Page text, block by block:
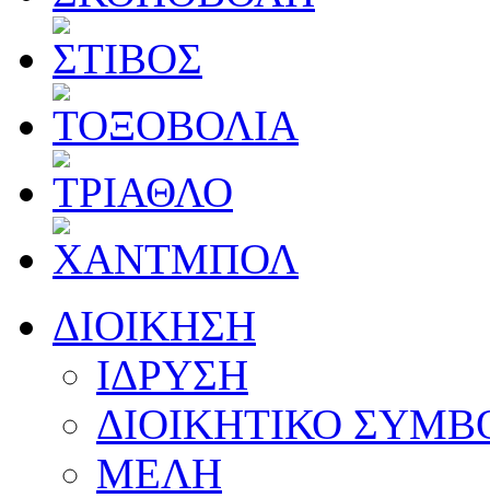
ΔΙΟΙΚΗΣΗ
ΙΔΡΥΣΗ
ΔΙΟΙΚΗΤΙΚΟ
ΜΕΛΗ